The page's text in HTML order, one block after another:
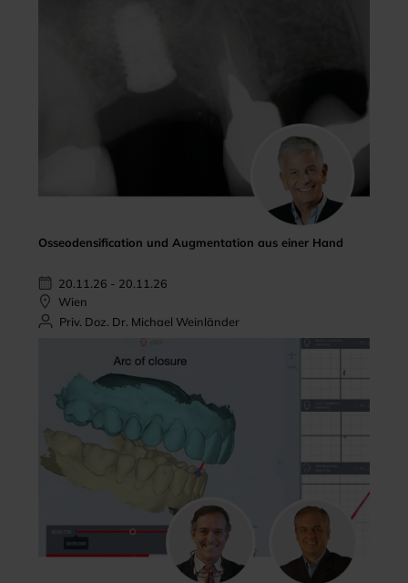
Osseodensification und Augmentation aus einer Hand
20.11.26 - 20.11.26
Wien
Priv. Doz. Dr. Michael Weinländer